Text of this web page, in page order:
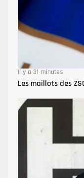
Il y a 31 minutes
Les maillots des